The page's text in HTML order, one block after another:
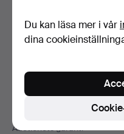
Auctionet
Press
Lediga jobb
Anslut ditt auktionshus
Auctionets garanti
Du kan läsa mer i vår
dina